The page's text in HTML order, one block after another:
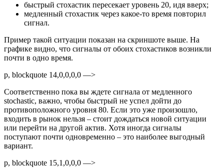
быстрый стохастик пересекает уровень 20, идя вверх;
медленный стохастик через какое-то время повторил
сигнал.
Пример такой ситуации показан на скриншоте выше. На
графике видно, что сигналы от обоих стохастиков возникли
почти в одно время.
p, blockquote 14,0,0,0,0 —>
Соответственно пока вы ждете сигнала от медленного
stochastic, важно, чтобы быстрый не успел дойти до
противоположного уровня 80. Если это уже произошло,
входить в рынок нельзя – стоит дождаться новой ситуации
или перейти на другой актив. Хотя иногда сигналы
поступают почти одновременно – это наиболее выгодный
вариант.
p, blockquote 15,1,0,0,0 —>